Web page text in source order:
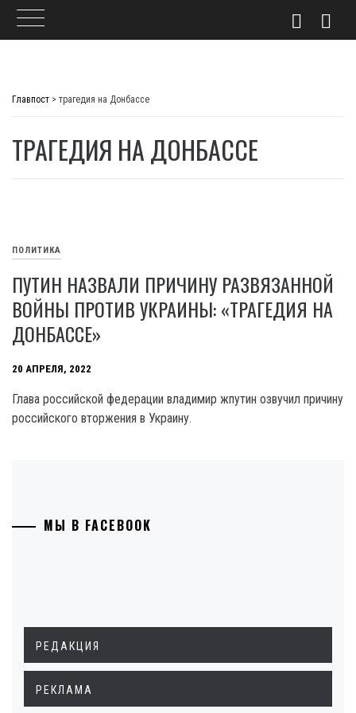
Главпост > трагедия на Донбассе
ТРАГЕДИЯ НА ДОНБАССЕ
ПОЛИТИКА
ПУТИН НАЗВАЛИ ПРИЧИНУ РАЗВЯЗАННОЙ
ВОЙНЫ ПРОТИВ УКРАИНЫ: «ТРАГЕДИЯ НА
ДОНБАССЕ»
20 АПРЕЛЯ, 2022
Глава российской федерации владимир жпутин озвучил причину
российского вторжения в Украину.
МЫ В FACEBOOK
РЕДАКЦИЯ
РЕКЛАМА